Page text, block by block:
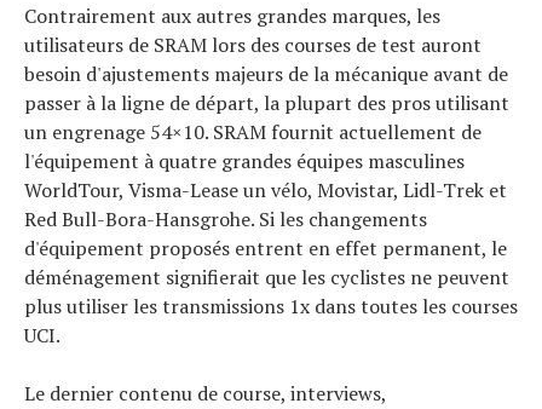
Contrairement aux autres grandes marques, les
utilisateurs de SRAM lors des courses de test auront
besoin d'ajustements majeurs de la mécanique avant de
passer à la ligne de départ, la plupart des pros utilisant
un engrenage 54×10. SRAM fournit actuellement de
l'équipement à quatre grandes équipes masculines
WorldTour, Visma-Lease un vélo, Movistar, Lidl-Trek et
Red Bull-Bora-Hansgrohe. Si les changements
d'équipement proposés entrent en effet permanent, le
déménagement signifierait que les cyclistes ne peuvent
plus utiliser les transmissions 1x dans toutes les courses
UCI.
Le dernier contenu de course, interviews,